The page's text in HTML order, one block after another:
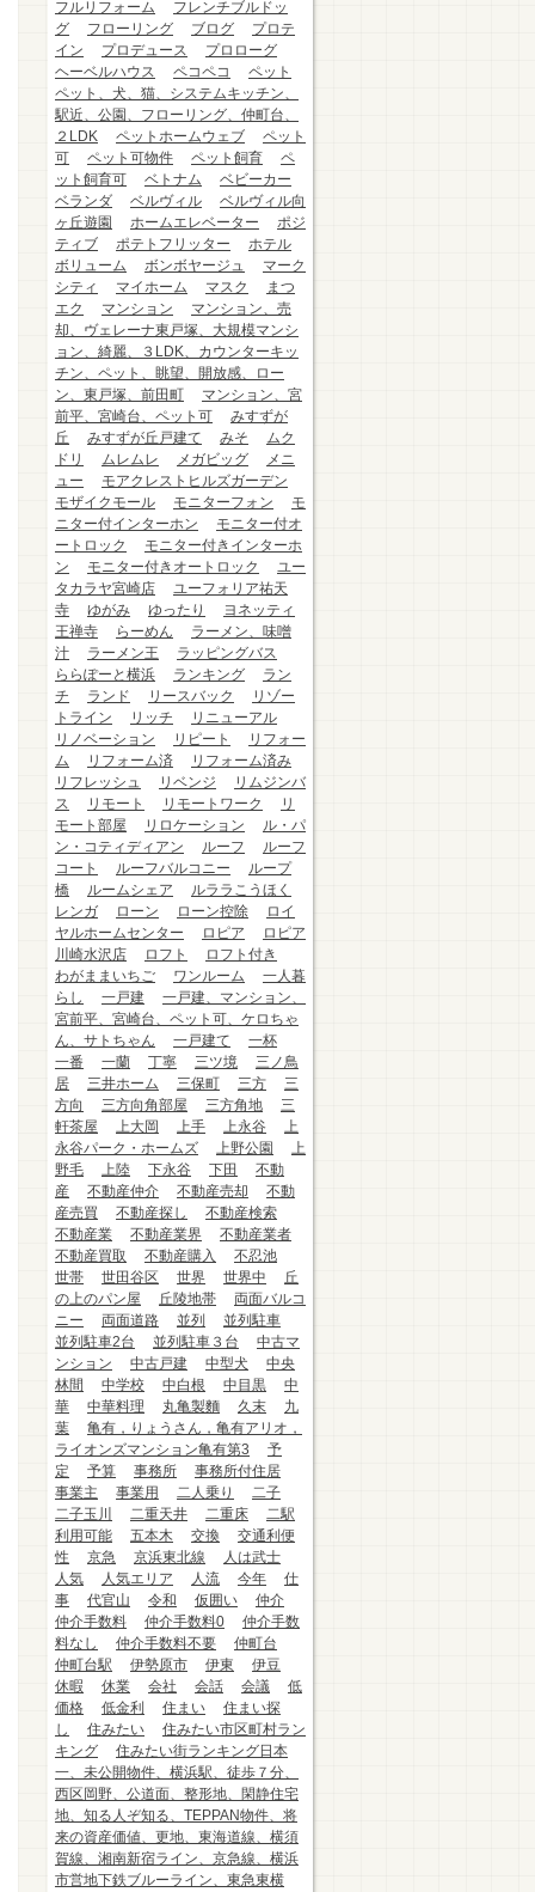
フルリフォーム
フレンチブルドッ
グ
フローリング ブログ
プロテ
イン
プロデュース
プロローグ
ヘーベルハウス
ペコペコ
ペット
ペット、犬、猫、システムキッチン、
駅近、公園、フローリング、仲町台、
２LDK
ペットホームウェブ
ペット
可
ペット可物件 ペット飼育
ペ
ット飼育可
ベトナム
ベビーカー
ベランダ
ベルヴィル
ベルヴィル向
ヶ丘遊園
ホームエレベーター
ポジ
ティブ
ポテトフリッター
ホテル
ボリューム
ボンボヤージュ
マーク
シティ
マイホーム マスク
まつ
エク
マンション
マンション、売
却、ヴェレーナ東戸塚、大規模マンシ
ョン、綺麗、３LDK、カウンターキッ
チン、ペット、眺望、開放感、ロー
ン、東戸塚、前田町
マンション、宮
前平、宮崎台、ペット可
みすずが
丘
みすずが丘戸建て みそ
ムク
ドリ
ムレムレ メガビッグ
メニ
ュー
モアクレストヒルズガーデン
モザイクモール
モニターフォン
モ
ニター付インターホン
モニター付オ
ートロック
モニター付きインターホ
ン
モニター付きオートロック
ユー
タカラヤ宮崎店
ユーフォリア祐天
寺
ゆがみ ゆったり
ヨネッティ
王禅寺
らーめん
ラーメン、味噌
汁
ラーメン王
ラッピングバス
ららぽーと横浜
ランキング
ラン
チ
ランド リースバック
リゾー
トライン
リッチ
リニューアル
リノベーション
リピート
リフォー
ム
リフォーム済
リフォーム済み
リフレッシュ
リベンジ
リムジンバ
ス
リモート リモートワーク
リ
モート部屋
リロケーション
ル・パ
ン・コティディアン
ルーフ
ルーフ
コート
ルーフバルコニー
ループ
橋
ルームシェア
ルララこうほく
レンガ
ローン ローン控除
ロイ
ヤルホームセンター
ロピア
ロピア
川崎水沢店
ロフト
ロフト付き
わがままいちご
ワンルーム
一人暮
らし
一戸建
一戸建、マンション、
宮前平、宮崎台、ペット可、ケロちゃ
ん、サトちゃん
一戸建て
一杯
一番
一蘭 丁寧 三ツ境
三ノ鳥
居
三井ホーム 三保町 三方
三
方向
三方向角部屋 三方角地
三
軒茶屋
上大岡 上手 上永谷
上
永谷パーク・ホームズ
上野公園
上
野毛
上陸 下永谷 下田
不動
産
不動産仲介 不動産売却
不動
産売買
不動産探し
不動産検索
不動産業
不動産業界
不動産業者
不動産買取
不動産購入
不忍池
世帯
世田谷区 世界 世界中
丘
の上のパン屋
丘陵地帯
両面バルコ
ニー
両面道路 並列
並列駐車
並列駐車2台
並列駐車３台
中古マ
ンション
中古戸建 中型犬
中央
林間
中学校 中白根 中目黒
中
華
中華料理 丸亀製麵 久末
九
葉
亀有，りょうさん，亀有アリオ，
ライオンズマンション亀有第3
予
定
予算 事務所
事務所付住居
事業主
事業用 二人乗り
二子
二子玉川
二重天井 二重床
二駅
利用可能
五本木 交換
交通利便
性
京急 京浜東北線
人は武士
人気
人気エリア 人流 今年
仕
事
代官山 令和 仮囲い
仲介
仲介手数料
仲介手数料0
仲介手数
料なし
仲介手数料不要
仲町台
仲町台駅
伊勢原市 伊東
伊豆
休暇
休業 会社 会話 会議
低
価格
低金利 住まい
住まい探
し
住みたい
住みたい市区町村ラン
キング
住みたい街ランキング日本
一、未公開物件、横浜駅、徒歩７分、
西区岡野、公道面、整形地、閑静住宅
地、知る人ぞ知る、TEPPAN物件、将
来の資産価値、更地、東海道線、横須
賀線、湘南新宿ライン、京急線、横浜
市営地下鉄ブルーライン、東急東横